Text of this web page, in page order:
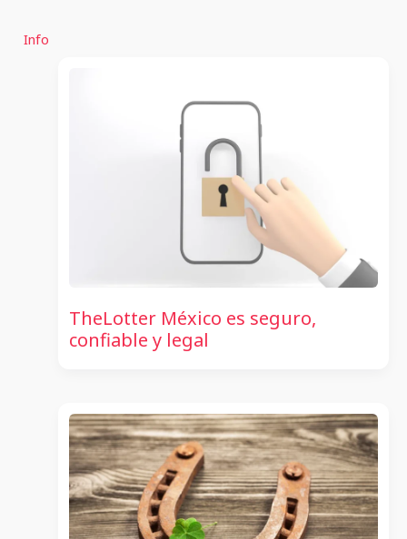
Info
TheLotter México es seguro,
confiable y legal